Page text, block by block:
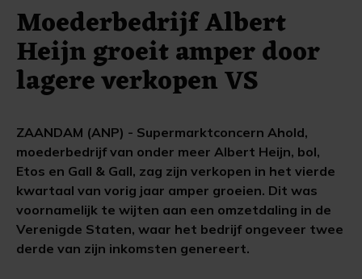
Moederbedrijf Albert
Heijn groeit amper door
lagere verkopen VS
ZAANDAM (ANP) - Supermarktconcern Ahold,
moederbedrijf van onder meer Albert Heijn, bol,
Etos en Gall & Gall, zag zijn verkopen in het vierde
kwartaal van vorig jaar amper groeien. Dit was
voornamelijk te wijten aan een omzetdaling in de
Verenigde Staten, waar het bedrijf ongeveer twee
derde van zijn inkomsten genereert.